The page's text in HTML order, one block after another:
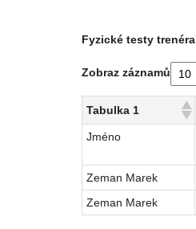
Fyzické testy trenéra
Zobraz záznamů
Tabulka 1
Jméno
Zeman Marek
Zeman Marek